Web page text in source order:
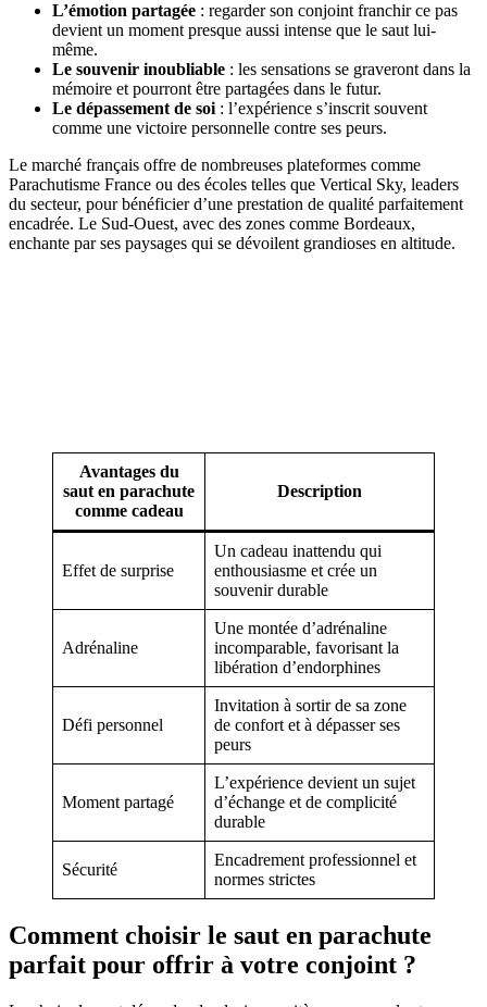
L’émotion partagée : regarder son conjoint franchir ce pas
devient un moment presque aussi intense que le saut lui-
même.
Le souvenir inoubliable : les sensations se graveront dans la
mémoire et pourront être partagées dans le futur.
Le dépassement de soi : l’expérience s’inscrit souvent
comme une victoire personnelle contre ses peurs.
Le marché français offre de nombreuses plateformes comme
Parachutisme France ou des écoles telles que Vertical Sky, leaders
du secteur, pour bénéficier d’une prestation de qualité parfaitement
encadrée. Le Sud-Ouest, avec des zones comme Bordeaux,
enchante par ses paysages qui se dévoilent grandioses en altitude.
Avantages du
saut en parachute
comme cadeau
Description
Effet de surprise
Un cadeau inattendu qui
enthousiasme et crée un
souvenir durable
Adrénaline
Une montée d’adrénaline
incomparable, favorisant la
libération d’endorphines
Défi personnel
Invitation à sortir de sa zone
de confort et à dépasser ses
peurs
Moment partagé
L’expérience devient un sujet
d’échange et de complicité
durable
Sécurité
Encadrement professionnel et
normes strictes
Comment choisir le saut en parachute
parfait pour offrir à votre conjoint ?